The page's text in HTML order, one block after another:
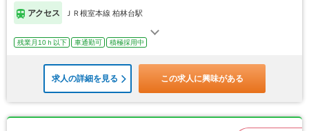
アクセス ＪＲ根室本線 柏林台駅
残業月10ｈ以下 車通勤可 積極採用中
求人の詳細を見る この求人に興味がある